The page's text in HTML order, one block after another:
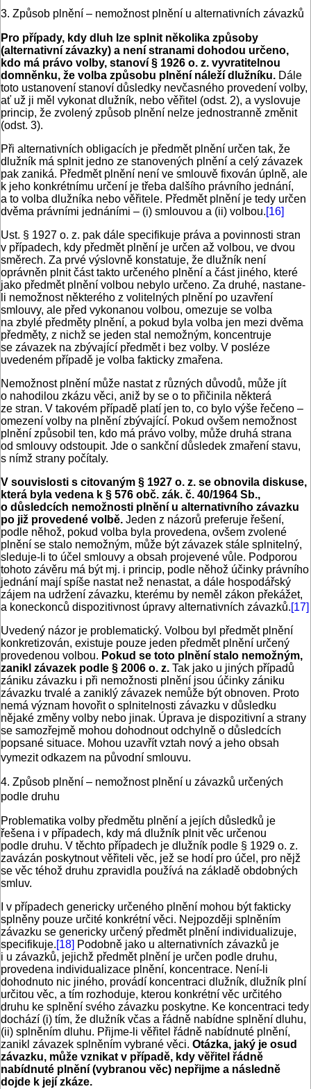
3. Způsob plnění – nemožnost plnění u alternativních závazků
Pro případy, kdy dluh lze splnit několika způsoby
(alternativní závazky) a není stranami dohodou určeno,
kdo má právo volby, stanoví § 1926 o. z. vyvratitelnou
domněnku, že volba způsobu plnění náleží dlužníku. Dále
toto ustanovení stanoví důsledky nevčasného provedení volby,
ať už ji měl vykonat dlužník, nebo věřitel (odst. 2), a vyslovuje
princip, že zvolený způsob plnění nelze jednostranně změnit
(odst. 3).
Při alternativních obligacích je předmět plnění určen tak, že
dlužník má splnit jedno ze stanovených plnění a celý závazek
pak zaniká. Předmět plnění není ve smlouvě fixován úplně, ale
k jeho konkrétnímu určení je třeba dalšího právního jednání,
a to volba dlužníka nebo věřitele. Předmět plnění je tedy určen
dvěma právními jednáními – (i) smlouvou a (ii) volbou.[16]
Ust. § 1927 o. z. pak dále specifikuje práva a povinnosti stran
v případech, kdy předmět plnění je určen až volbou, ve dvou
směrech. Za prvé výslovně konstatuje, že dlužník není
oprávněn plnit část takto určeného plnění a část jiného, které
jako předmět plnění volbou nebylo určeno. Za druhé, nastane-
li nemožnost některého z volitelných plnění po uzavření
smlouvy, ale před vykonanou volbou, omezuje se volba
na zbylé předměty plnění, a pokud byla volba jen mezi dvěma
předměty, z nichž se jeden stal nemožným, koncentruje
se závazek na zbývající předmět i bez volby. V posléze
uvedeném případě je volba fakticky zmařena.
Nemožnost plnění může nastat z různých důvodů, může jít
o nahodilou zkázu věci, aniž by se o to přičinila některá
ze stran. V takovém případě platí jen to, co bylo výše řečeno –
omezení volby na plnění zbývající. Pokud ovšem nemožnost
plnění způsobil ten, kdo má právo volby, může druhá strana
od smlouvy odstoupit. Jde o sankční důsledek zmaření stavu,
s nímž strany počítaly.
V souvislosti s citovaným § 1927 o. z. se obnovila diskuse,
která byla vedena k § 576 obč. zák. č. 40/1964 Sb.,
o důsledcích nemožnosti plnění u alternativního závazku
po již provedené volbě. Jeden z názorů preferuje řešení,
podle něhož, pokud volba byla provedena, ovšem zvolené
plnění se stalo nemožným, může být závazek stále splnitelný,
sleduje-li to účel smlouvy a obsah projevené vůle. Podporou
tohoto závěru má být mj. i princip, podle něhož účinky právního
jednání mají spíše nastat než nenastat, a dále hospodářský
zájem na udržení závazku, kterému by neměl zákon překážet,
a koneckonců dispozitivnost úpravy alternativních závazků.[17]
Uvedený názor je problematický. Volbou byl předmět plnění
konkretizován, existuje pouze jeden předmět plnění určený
provedenou volbou. Pokud se toto plnění stalo nemožným,
zanikl závazek podle § 2006 o. z. Tak jako u jiných případů
zániku závazku i při nemožnosti plnění jsou účinky zániku
závazku trvalé a zaniklý závazek nemůže být obnoven. Proto
nemá význam hovořit o splnitelnosti závazku v důsledku
nějaké změny volby nebo jinak. Úprava je dispozitivní a strany
se samozřejmě mohou dohodnout odchylně o důsledcích
popsané situace. Mohou uzavřít vztah nový a jeho obsah
vymezit odkazem na původní smlouvu.
4. Způsob plnění – nemožnost plnění u závazků určených
podle druhu
Problematika volby předmětu plnění a jejích důsledků je
řešena i v případech, kdy má dlužník plnit věc určenou
podle druhu. V těchto případech je dlužník podle § 1929 o. z.
zavázán poskytnout věřiteli věc, jež se hodí pro účel, pro nějž
se věc téhož druhu zpravidla používá na základě obdobných
smluv.
I v případech genericky určeného plnění mohou být fakticky
splněny pouze určité konkrétní věci. Nejpozději splněním
závazku se genericky určený předmět plnění individualizuje,
specifikuje.[18] Podobně jako u alternativních závazků je
i u závazků, jejichž předmět plnění je určen podle druhu,
provedena individualizace plnění, koncentrace. Není-li
dohodnuto nic jiného, provádí koncentraci dlužník, dlužník plní
určitou věc, a tím rozhoduje, kterou konkrétní věc určitého
druhu ke splnění svého závazku poskytne. Ke koncentraci tedy
dochází (i) tím, že dlužník včas a řádně nabídne splnění dluhu,
(ii) splněním dluhu. Přijme-li věřitel řádně nabídnuté plnění,
zanikl závazek splněním vybrané věci. Otázka, jaký je osud
závazku, může vznikat v případě, kdy věřitel řádně
nabídnuté plnění (vybranou věc) nepřijme a následně
dojde k její zkáze.